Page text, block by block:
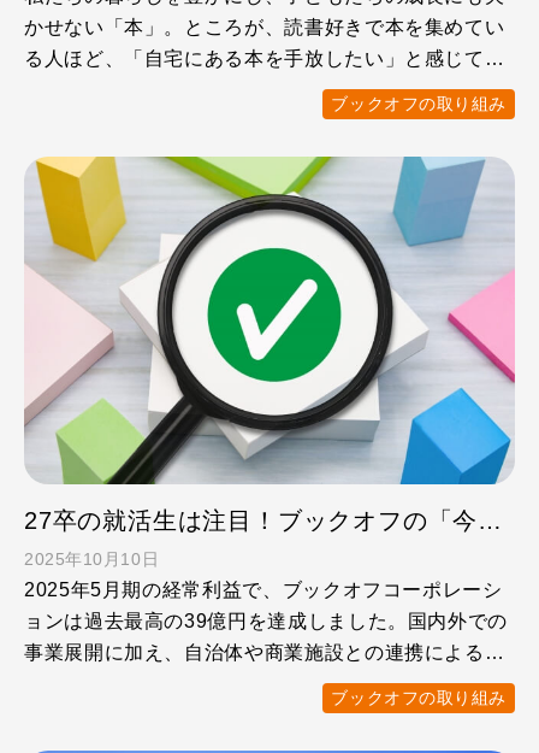
かせない「本」。ところが、読書好きで本を集めてい
る人ほど、「自宅にある本を手放したい」と感じてい
ブックオフの取り組み
27卒の就活生は注目！ブックオフの「今」がわかる「会社案内」を見てみよう！
2025年10月10日
2025年5月期の経常利益で、ブックオフコーポレーシ
ョンは過去最高の39億円を達成しました。国内外での
事業展開に加え、自治体や商業施設との連携による多
ブックオフの取り組み